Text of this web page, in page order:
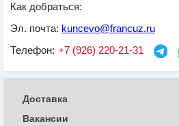
Как добраться:
Эл. почта: kuncevo@francuz.ru
Телефон: +7 (926) 220-21-31
Доставка
Вакансии